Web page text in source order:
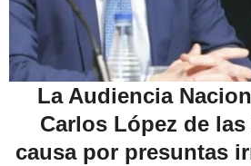
La Audiencia
Carlos López de las
causa por presuntas